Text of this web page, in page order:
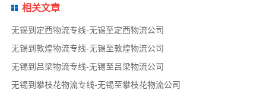
相关文章
无锡到定西物流专线-无锡至定西物流公司
无锡到敦煌物流专线-无锡至敦煌物流公司
无锡到吕梁物流专线-无锡至吕梁物流公司
无锡到攀枝花物流专线-无锡至攀枝花物流公司